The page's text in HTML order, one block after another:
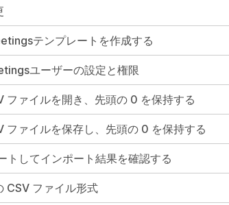
テンプレートを作成する
ユーザーの設定と権限
ァイルを開き、先頭の 0 を保持する
ァイルを保存し、先頭の 0 を保持する
トしてインポート結果を確認する
CSV ファイル形式